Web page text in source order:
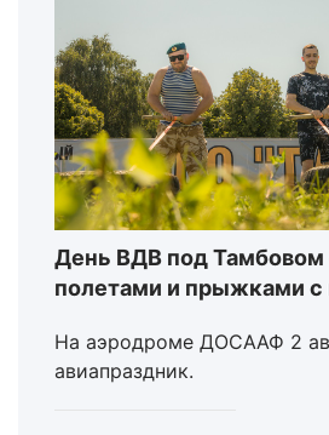
День ВДВ под Тамбовом
полетами и прыжками
На аэродроме ДОСААФ 2
авиапраздник.